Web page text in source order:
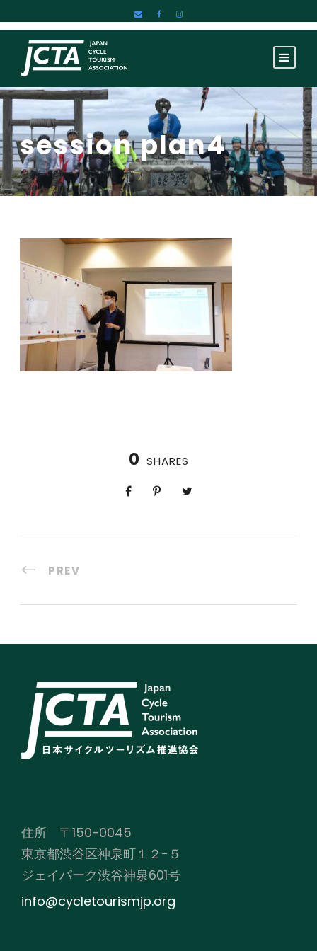
session plan4
0 SHARES
PREV
住所 〒150-0045
東京都渋谷区神泉町１２−５
ジェイパーク渋谷神泉601号
info@cycletourismjp.org